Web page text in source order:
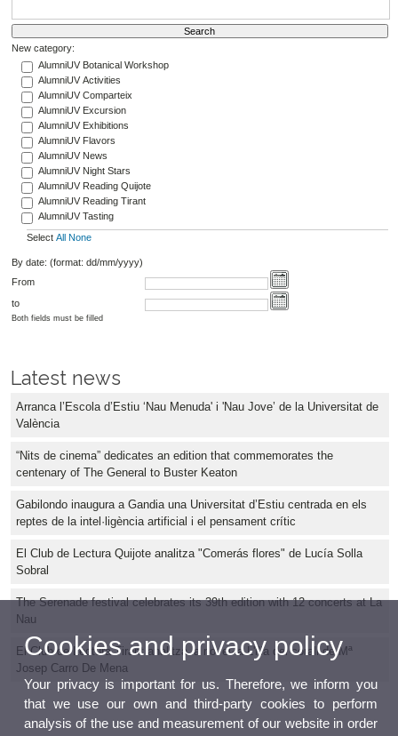
New category:
AlumniUV Botanical Workshop
AlumniUV Activities
AlumniUV Comparteix
AlumniUV Excursion
AlumniUV Exhibitions
AlumniUV Flavors
AlumniUV News
AlumniUV Night Stars
AlumniUV Reading Quijote
AlumniUV Reading Tirant
AlumniUV Tasting
Select All None
By date: (format: dd/mm/yyyy)
From
to
Both fields must be filled
Latest news
Arranca l’Escola d’Estiu ‘Nau Menuda' i 'Nau Jove’ de la Universitat de
València
“Nits de cinema” dedicates an edition that commemorates the
centenary of The General to Buster Keaton
Gabilondo inaugura a Gandia una Universitat d’Estiu centrada en els
reptes de la intel·ligència artificial i el pensament crític
El Club de Lectura Quijote analitza "Comerás flores" de Lucía Solla
Sobral
The Serenade festival celebrates its 39th edition with 12 concerts at La
Nau
El Club de Lectura Tirant analitza la novel·la L'illa del corall de Mª
Josep Carro De Mena
Cookies and privacy policy
Your privacy is important for us. Therefore, we inform you
that we use our own and third-party cookies to perform
analysis of the use and measurement of our website in order